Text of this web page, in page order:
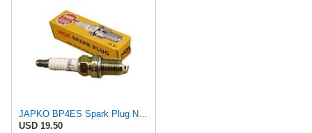
JAPKO BP4ES Spark Plug NGK
USD 19.50